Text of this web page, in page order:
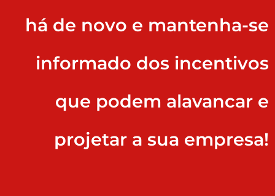
há de novo e mantenha-se
informado dos incentivos
que podem alavancar e
projetar a sua empresa!